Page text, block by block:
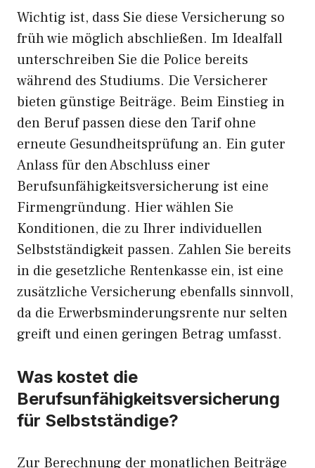
Wichtig ist, dass Sie diese Versicherung so
früh wie möglich abschließen. Im Idealfall
unterschreiben Sie die Police bereits
während des Studiums. Die Versicherer
bieten günstige Beiträge. Beim Einstieg in
den Beruf passen diese den Tarif ohne
erneute Gesundheitsprüfung an. Ein guter
Anlass für den Abschluss einer
Berufsunfähigkeitsversicherung ist eine
Firmengründung. Hier wählen Sie
Konditionen, die zu Ihrer individuellen
Selbstständigkeit passen. Zahlen Sie bereits
in die gesetzliche Rentenkasse ein, ist eine
zusätzliche Versicherung ebenfalls sinnvoll,
da die Erwerbsminderungsrente nur selten
greift und einen geringen Betrag umfasst.
Was kostet die
Berufsunfähigkeitsversicherung
für Selbstständige?
Zur Berechnung der monatlichen Beiträge